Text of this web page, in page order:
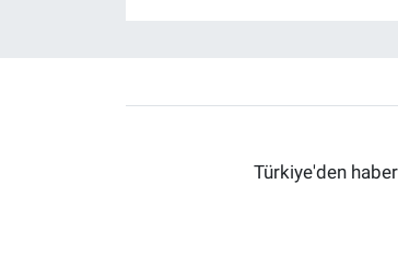
Türkiye'den